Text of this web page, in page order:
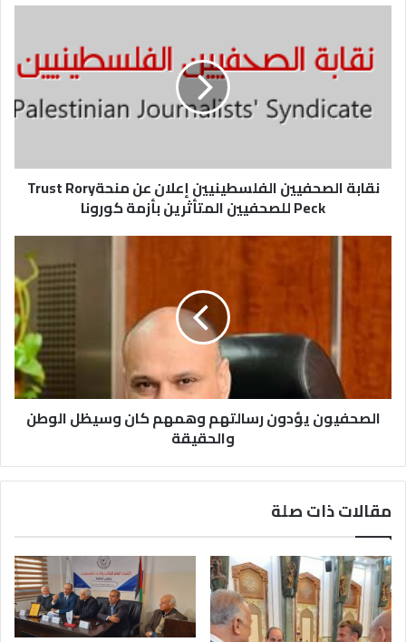
نقابة الصحفيين الفلسطينيين إعلان عن منحةTrust Rory
Peck للصحفيين المتأثرين بأزمة كورونا
الصحفيون يؤدون رسالتهم وهمهم كان وسيظل الوطن
والحقيقة
مقالات ذات صلة